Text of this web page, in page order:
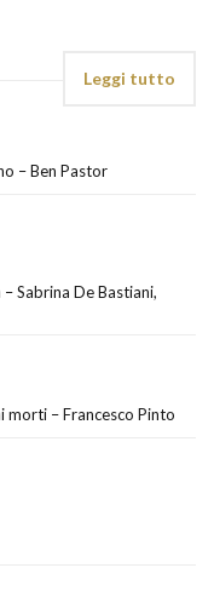
Leggi tutto
– Ben Pastor
Sabrina De Bastiani,
morti – Francesco Pinto